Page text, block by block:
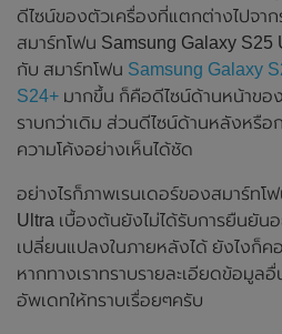
ดีไซน์ของตัวเครื่องที่แตกต่างไปจา
สมาร์ทโฟน Samsung Galaxy S25
กับ สมาร์ทโฟน Samsung Galaxy
S24+ มากขึ้น ก็คือดีไซน์ด้านหน้าขอ
ราบกว่าเดิม ส่วนดีไซน์ด้านหลังหรือ
ความโค้งอย่างเห็นได้ชัด
อย่างไรก็ภาพเรนเดอร์ของสมาร์ทโ
Ultra เบื้องต้นยังไม่ได้รับการยืนยัน
เปลี่ยนแปลงในภายหลังได้ ยังไงก็ค
หากทางเราทราบรายละเอียดข้อมูล
อัพเดทให้ทราบเรื่อยๆครับ